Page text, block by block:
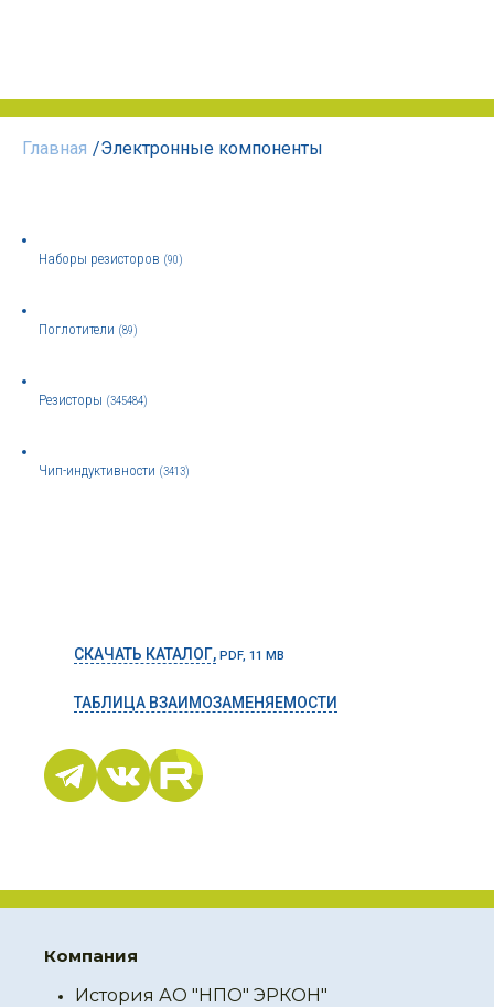
Главная /Электронные компоненты
Наборы резисторов (90)
Поглотители (89)
Резисторы (345484)
Чип-индуктивности (3413)
СКАЧАТЬ КАТАЛОГ, PDF, 11 MB
ТАБЛИЦА ВЗАИМОЗАМЕНЯЕМОСТИ
Компания
История АО "НПО" ЭРКОН"